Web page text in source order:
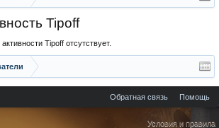
Tipoff
Tipoff отсутствует.
Обратная связь Помощь
Условия и правила